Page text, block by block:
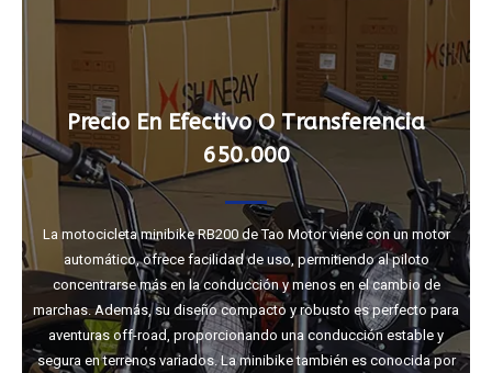
Precio En Efectivo O Transferencia
650.000
La motocicleta minibike RB200 de Tao Motor viene con un motor
automático, ofrece facilidad de uso, permitiendo al piloto
concentrarse más en la conducción y menos en el cambio de
marchas. Además, su diseño compacto y robusto es perfecto para
aventuras off-road, proporcionando una conducción estable y
segura en terrenos variados. La minibike también es conocida por